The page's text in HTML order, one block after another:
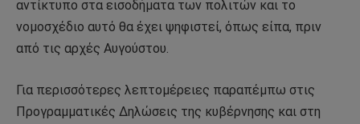
αντίκτυπο στα εισοδήματα των πολιτών και το
νομοσχέδιο αυτό θα έχει ψηφιστεί, όπως είπα, πριν
από τις αρχές Αυγούστου.
Για περισσότερες λεπτομέρειες παραπέμπω στις
Προγραμματικές Δηλώσεις της κυβέρνησης και στη